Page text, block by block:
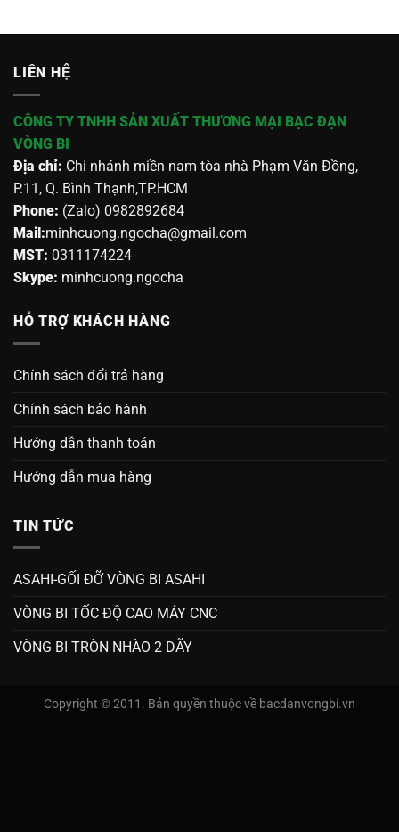
LIÊN HỆ
CÔNG TY TNHH SẢN XUẤT THƯƠNG MẠI BẠC ĐẠN
VÒNG BI
Địa chỉ: Chi nhánh miền nam tòa nhà Phạm Văn Đồng,
P.11, Q. Bình Thạnh,TP.HCM
Phone: (Zalo) 0982892684
Mail:minhcuong.ngocha@gmail.com
MST: 0311174224
Skype: minhcuong.ngocha
HỖ TRỢ KHÁCH HÀNG
Chính sách đổi trả hàng
Chính sách bảo hành
Hướng dẫn thanh toán
Hướng dẫn mua hàng
TIN TỨC
ASAHI-GỐI ĐỠ VÒNG BI ASAHI
VÒNG BI TỐC ĐỘ CAO MÁY CNC
VÒNG BI TRÒN NHÀO 2 DÃY
Copyright © 2011. Bản quyền thuộc về bacdanvongbi.vn